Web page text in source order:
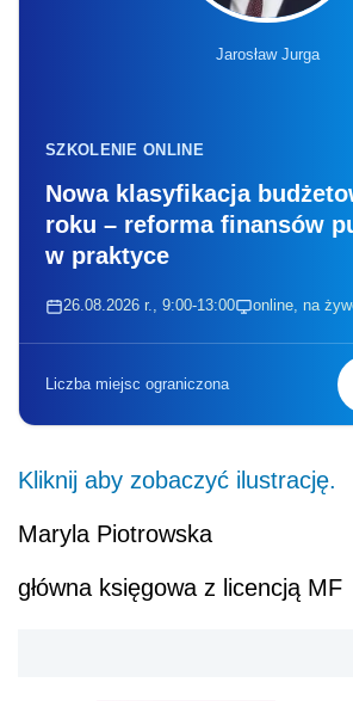
Jarosław Jurga
SZKOLENIE ONLINE
Nowa klasyfikacja
roku – reforma finansów
w praktyce
26.08.2026 r., 9:00-13:00 online, na
Liczba miejsc ograniczona
Kliknij aby zobaczyć ilustrację.
Maryla Piotrowska
główna księgowa z licencją MF